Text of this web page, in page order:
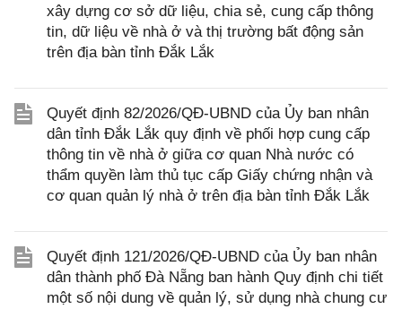
xây dựng cơ sở dữ liệu, chia sẻ, cung cấp thông
tin, dữ liệu về nhà ở và thị trường bất động sản
trên địa bàn tỉnh Đắk Lắk
Quyết định 82/2026/QĐ-UBND của Ủy ban nhân
dân tỉnh Đắk Lắk quy định về phối hợp cung cấp
thông tin về nhà ở giữa cơ quan Nhà nước có
thẩm quyền làm thủ tục cấp Giấy chứng nhận và
cơ quan quản lý nhà ở trên địa bàn tỉnh Đắk Lắk
Quyết định 121/2026/QĐ-UBND của Ủy ban nhân
dân thành phố Đà Nẵng ban hành Quy định chi tiết
một số nội dung về quản lý, sử dụng nhà chung cư